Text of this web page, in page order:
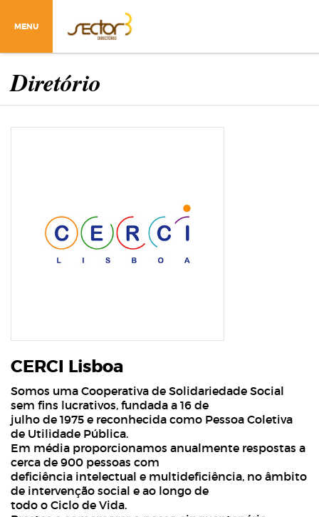
MENU
Diretório
CERCI Lisboa
Somos uma Cooperativa de Solidariedade Social
sem fins lucrativos, fundada a 16 de
julho de 1975 e reconhecida como Pessoa Coletiva
de Utilidade Pública.
Em média proporcionamos anualmente respostas a
cerca de 900 pessoas com
deficiência intelectual e multideficiência, no âmbito
de intervenção social e ao longo de
todo o Ciclo de Vida.